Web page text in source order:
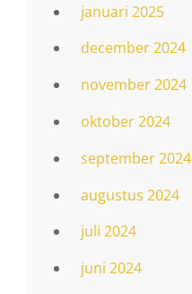
januari 2025
december 2024
november 2024
oktober 2024
september 2024
augustus 2024
juli 2024
juni 2024